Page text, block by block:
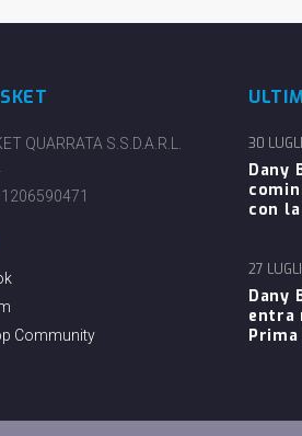
QUARRATA S.S.D.A.R.L.
Community
Dany
con
30
Dany
entra
Prima
27